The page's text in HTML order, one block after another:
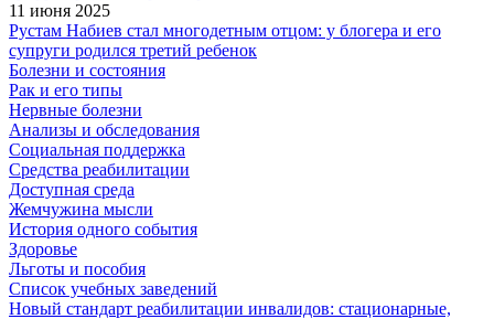
11 июня 2025
Рустам Набиев стал многодетным отцом: у блогера и его
супруги родился третий ребенок
Болезни и состояния
Рак и его типы
Нервные болезни
Анализы и обследования
Социальная поддержка
Средства реабилитации
Доступная среда
Жемчужина мысли
История одного события
Здоровье
Льготы и пособия
Список учебных заведений
Новый стандарт реабилитации инвалидов: стационарные,